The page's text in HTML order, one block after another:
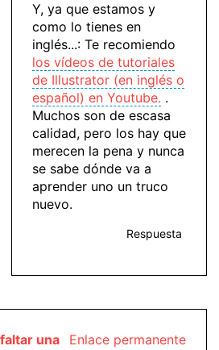
Y, ya que estamos y
como lo tienes en
inglés...: Te recomiendo
los vídeos de tutoriales
de Illustrator (en inglés o
español) en Youtube. .
Muchos son de escasa
calidad, pero los hay que
merecen la pena y nunca
se sabe dónde va a
aprender uno un truco
nuevo.
Respuesta
Enlace permanente
una